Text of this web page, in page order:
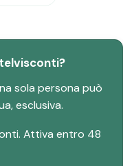
sola persona può
esclusiva.
Attiva entro 48